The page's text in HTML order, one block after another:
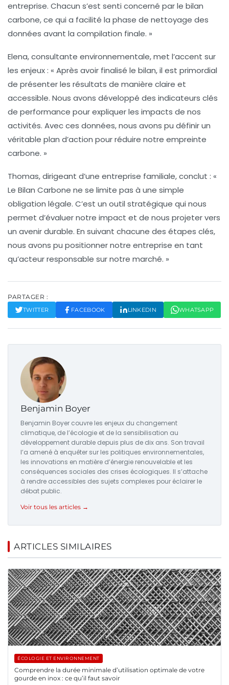
entreprise. Chacun s’est senti concerné par le bilan
carbone, ce qui a facilité la phase de nettoyage des
données avant la compilation finale. »
Elena, consultante environnementale, met l’accent sur
les enjeux : « Après avoir finalisé le bilan, il est primordial
de présenter les résultats de manière claire et
accessible. Nous avons développé des indicateurs clés
de performance pour expliquer les impacts de nos
activités. Avec ces données, nous avons pu définir un
véritable plan d’action pour réduire notre empreinte
carbone. »
Thomas, dirigeant d’une entreprise familiale, conclut : «
Le Bilan Carbone ne se limite pas à une simple
obligation légale. C’est un outil stratégique qui nous
permet d’évaluer notre impact et de nous projeter vers
un avenir durable. En suivant chacune des étapes clés,
nous avons pu positionner notre entreprise en tant
qu’acteur responsable sur notre marché. »
PARTAGER :
TWITTER FACEBOOK LINKEDIN WHATSAPP
Benjamin Boyer
Benjamin Boyer couvre les enjeux du changement
climatique, de l’écologie et de la sensibilisation au
développement durable depuis plus de dix ans. Son travail
l’a amené à enquêter sur les politiques environnementales,
les innovations en matière d’énergie renouvelable et les
conséquences sociales des crises écologiques. Il s’attache
à rendre accessibles des sujets complexes pour éclairer le
débat public.
Voir tous les articles →
ARTICLES SIMILAIRES
ÉCOLOGIE ET ENVIRONNEMENT
Comprendre la durée minimale d’utilisation optimale de votre
gourde en inox : ce qu’il faut savoir